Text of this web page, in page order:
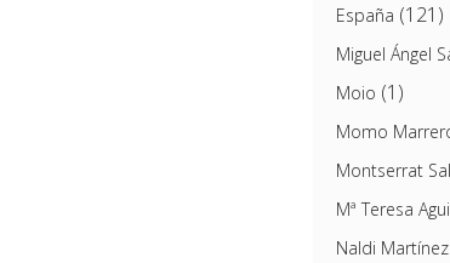
España (121)
Miguel Ángel
Moio (1)
Momo
Montserrat
Mª Teresa
Naldi Martínez